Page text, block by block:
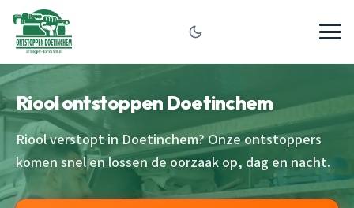
Riool ontstoppen Doetinchem
Riool verstopt in Doetinchem? Onze ontstoppers
komen snel en lossen de oorzaak op, dag en nacht.